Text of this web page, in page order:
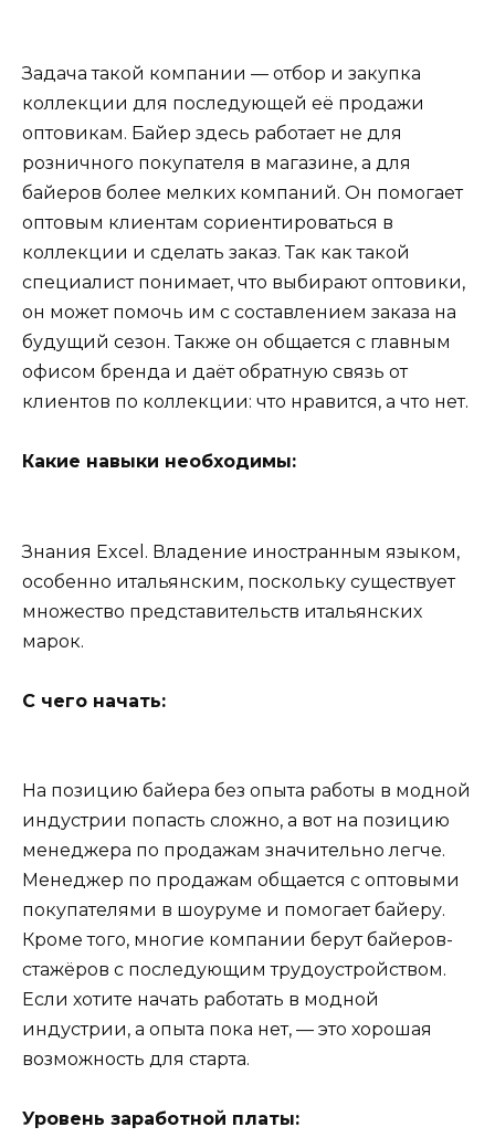
Задача такой компании — отбор и закупка
коллекции для последующей её продажи
оптовикам. Байер здесь работает не для
розничного покупателя в магазине, а для
байеров более мелких компаний. Он помогает
оптовым клиентам сориентироваться в
коллекции и сделать заказ. Так как такой
специалист понимает, что выбирают оптовики,
он может помочь им с составлением заказа на
будущий сезон. Также он общается с главным
офисом бренда и даёт обратную связь от
клиентов по коллекции: что нравится, а что нет.
Какие навыки необходимы:
Знания Excel. Владение иностранным языком,
особенно итальянским, поскольку существует
множество представительств итальянских
марок.
С чего начать:
На позицию байера без опыта работы в модной
индустрии попасть сложно, а вот на позицию
менеджера по продажам значительно легче.
Менеджер по продажам общается с оптовыми
покупателями в шоуруме и помогает байеру.
Кроме того, многие компании берут байеров-
стажёров с последующим трудоустройством.
Если хотите начать работать в модной
индустрии, а опыта пока нет, — это хорошая
возможность для старта.
Уровень заработной платы: